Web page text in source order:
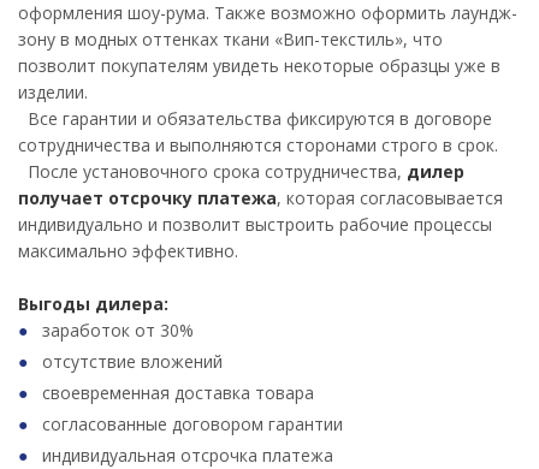
оформления шоу-рума. Также возможно оформить лаундж-
зону в модных оттенках ткани «Вип-текстиль», что
позволит покупателям увидеть некоторые образцы уже в
изделии.
Все гарантии и обязательства фиксируются в договоре
сотрудничества и выполняются сторонами строго в срок.
После установочного срока сотрудничества, дилер
получает отсрочку платежа, которая согласовывается
индивидуально и позволит выстроить рабочие процессы
максимально эффективно.
Выгоды дилера:
заработок от 30%
отсутствие вложений
своевременная доставка товара
согласованные договором гарантии
индивидуальная отсрочка платежа